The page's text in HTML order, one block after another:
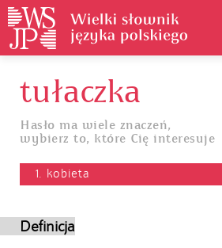
Historia słownika
Jak korzystać
tułaczka
Hasło ma wiele znaczeń,
wybierz to, które Cię interesuje
1. kobieta
Definicja